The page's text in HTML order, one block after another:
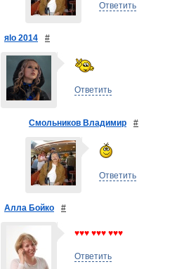
Ответить
яlo 2014 #
Ответить
Смольников Владимир #
Ответить
Алла Бойко #
♥♥♥ ♥♥♥ ♥♥♥
Ответить